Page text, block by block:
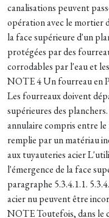
canalisations peuvent
opération avec le mortier
la face supérieure d'un
protégées par des
corrodables par l'eau et
NOTE 4 Un fourreau en
Les fourreaux doivent
supérieures des
annulaire compris entre
remplie par un matériau
aux tuyauteries acier
l'émergence de la face
paragraphe 5.3.4.1.1.
acier nu peuvent être
NOTE Toutefois, dans le